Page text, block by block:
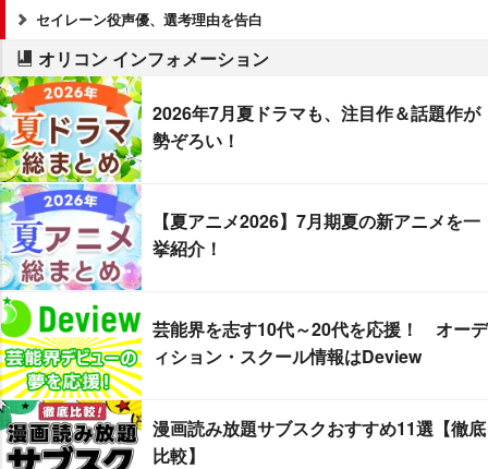
セイレーン役声優、選考理由を告白
オリコン インフォメーション
2026年7月夏ドラマも、注目作＆話題作が
勢ぞろい！
【夏アニメ2026】7月期夏の新アニメを一
挙紹介！
芸能界を志す10代～20代を応援！ オーデ
ィション・スクール情報はDeview
漫画読み放題サブスクおすすめ11選【徹底
比較】